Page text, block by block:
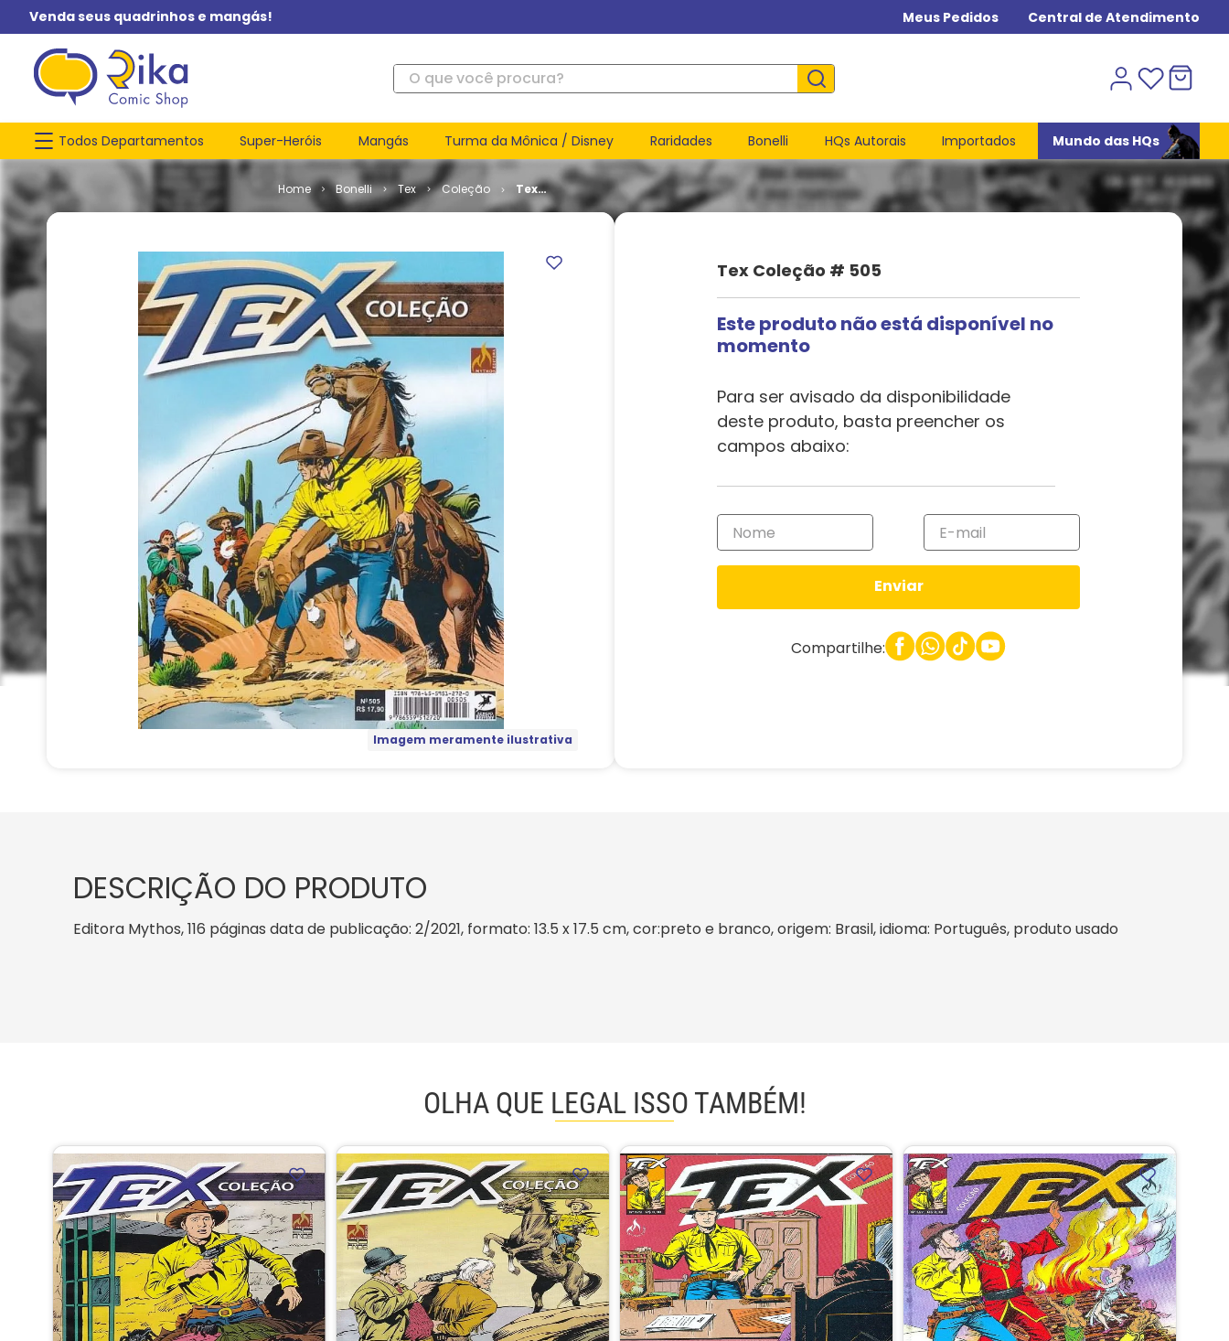
Venda seus quadrinhos e mangás! Meus Pedidos Central de Atendimento
O que você procura?
Todos Departamentos Super-Heróis Mangás Turma da Mônica / Disney Raridades Bonelli HQs Autorais Importados Mundo das HQs
Bonelli Tex Coleção
Tex
Coleção #
Imagem meramente ilustrativa
Tex Coleção # 505
Este produto não está disponível no
momento
Para ser avisado da disponibilidade
deste produto, basta preencher os
campos abaixo:
Enviar
Compartilhe:
DESCRIÇÃO DO PRODUTO
Editora Mythos, 116 páginas data de publicação: 2/2021, formato: 13.5 x 17.5 cm, cor:preto e branco, origem: Brasil, idioma: Português, produto usado
OLHA QUE LEGAL ISSO TAMBÉM!